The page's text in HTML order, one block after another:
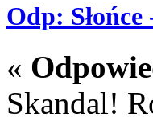
Odp:
«
Skandal!